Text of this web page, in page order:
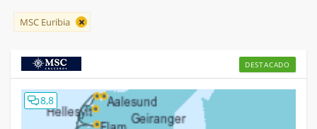
MSC Euribia
DESTACADO
8,8